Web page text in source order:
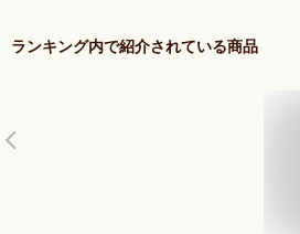
ランキング内で紹介されている商品